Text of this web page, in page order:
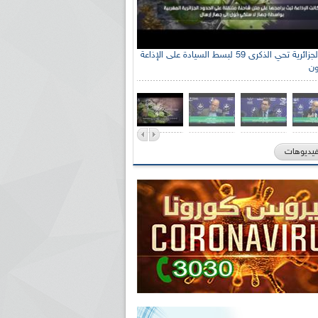
الإذاعة الجزائرية تحي الذكرى 59 لبسط السيادة على الإذاعة